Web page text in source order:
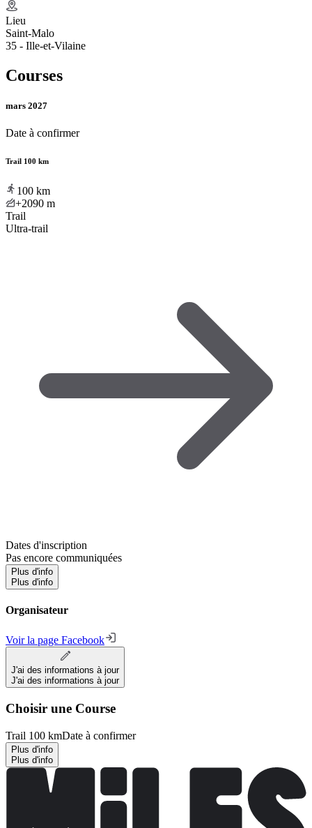
Lieu
Saint-Malo
35 - Ille-et-Vilaine
Courses
mars 2027
Date à confirmer
Trail 100 km
100 km
+2090 m
Trail
Ultra-trail
Dates d'inscription
Pas encore communiquées
Plus d'info
Plus d'info
Organisateur
Voir la page Facebook
J'ai des informations à jour
J'ai des informations à jour
Choisir une Course
Trail 100 kmDate à confirmer
Plus d'info
Plus d'info